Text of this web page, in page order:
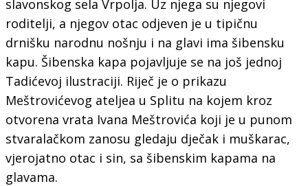
slavonskog sela Vrpolja. Uz njega su njegovi
roditelji, a njegov otac odjeven je u tipičnu
drnišku narodnu nošnju i na glavi ima šibensku
kapu. Šibenska kapa pojavljuje se na još jednoj
Tadićevoj ilustraciji. Riječ je o prikazu
Meštrovićevog ateljea u Splitu na kojem kroz
otvorena vrata Ivana Meštrovića koji je u punom
stvaralačkom zanosu gledaju dječak i muškarac,
vjerojatno otac i sin, sa šibenskim kapama na
glavama.